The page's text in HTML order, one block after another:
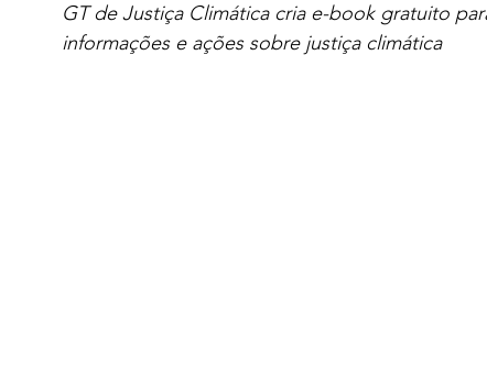
GT de Justiça Climática cria e-book gratuito
informações e ações sobre justiça climática